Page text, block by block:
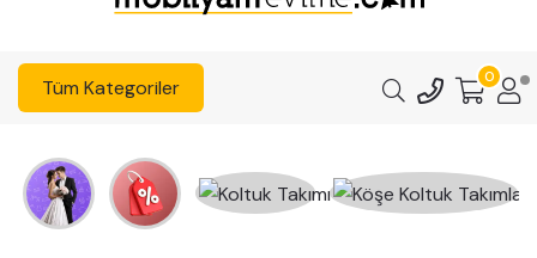
Tüm Kategoriler 0